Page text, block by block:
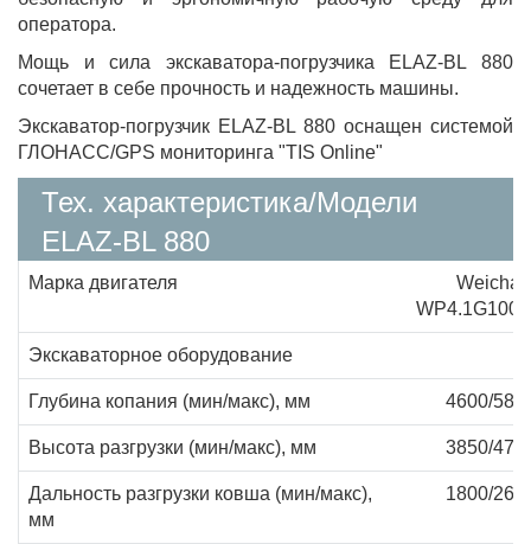
оператора.
Мощь и сила экскаватора-погрузчика ELAZ-BL 880
сочетает в себе прочность и надежность машины.
Экскаватор-погрузчик ELAZ-BL 880 оснащен системой
ГЛОНАСС/GPS мониторинга "TIS Online"
Тех. характеристика/Модели
ELAZ-BL 880
Марка двигателя
Weichai
Экскаваторное оборудование
Глубина копания (мин/макс), мм 4600/
Высота разгрузки (мин/макс), мм 3850/
Дальность разгрузки ковша (мин/макс),
мм
1800/